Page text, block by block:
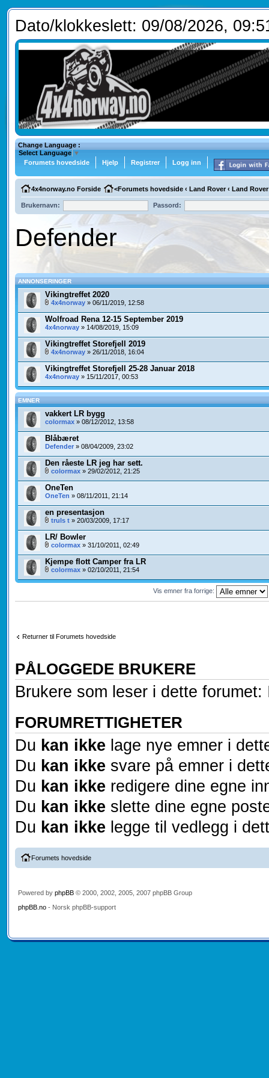
Dato/klokkeslett: 09/08/2026,
Change Language :
Select Language ▼
Forumets hovedside
Hjelp Registrer Logg inn
4x4norway.no Forside <Forumets hovedside ‹ Land Rover ‹ Land Rover
Brukernavn: Passord:
Defender
ANNONSERINGER
Vikingtreffet 2020
4x4norway» 06/11/2019, 12:58
Wolfroad Rena 12-15 September 2019
4x4norway» 14/08/2019, 15:09
Vikingtreffet Storefjell 2019
4x4norway» 26/11/2018, 16:04
Vikingtreffet Storefjell 25-28 Januar 2018
4x4norway» 15/11/2017, 00:53
EMNER
vakkert LR bygg
colormax» 08/12/2012, 13:58
Blåbæret
Defender» 08/04/2009, 23:02
Den råeste LR jeg har sett.
colormax» 29/02/2012, 21:25
OneTen
OneTen » 08/11/2011, 21:14
en presentasjon
truls t» 20/03/2009, 17:17
LR/ Bowler
colormax» 31/10/2011, 02:49
Kjempe flott Camper fra LR
colormax» 02/10/2011, 21:54
Vis emner fra forrige:
Returner til Forumets hovedside
PÅLOGGEDE BRUKERE
Brukere som leser i dette
FORUMRETTIGHETER
Du kan ikke lage nye emner i
Du kan ikke svare på emner i
Du kan ikke redigere dine egne
Du kan ikke slette dine egne
Du kan ikke legge til vedlegg i
Forumets hovedside
Powered by phpBB© 2000, 2002, 2005, 2007 phpBB Group
phpBB.no- Norsk phpBB-support